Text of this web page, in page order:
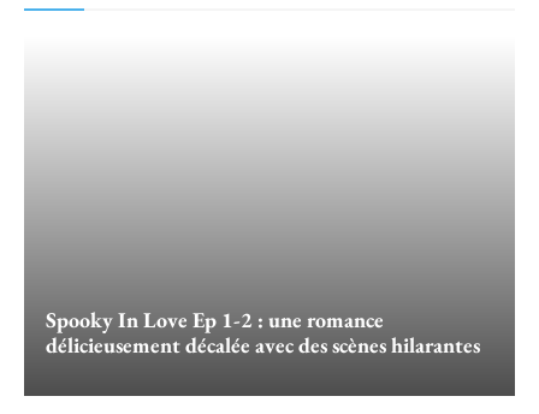
Spooky In Love Ep 1-2 : une romance
délicieusement décalée avec des scènes hilarantes